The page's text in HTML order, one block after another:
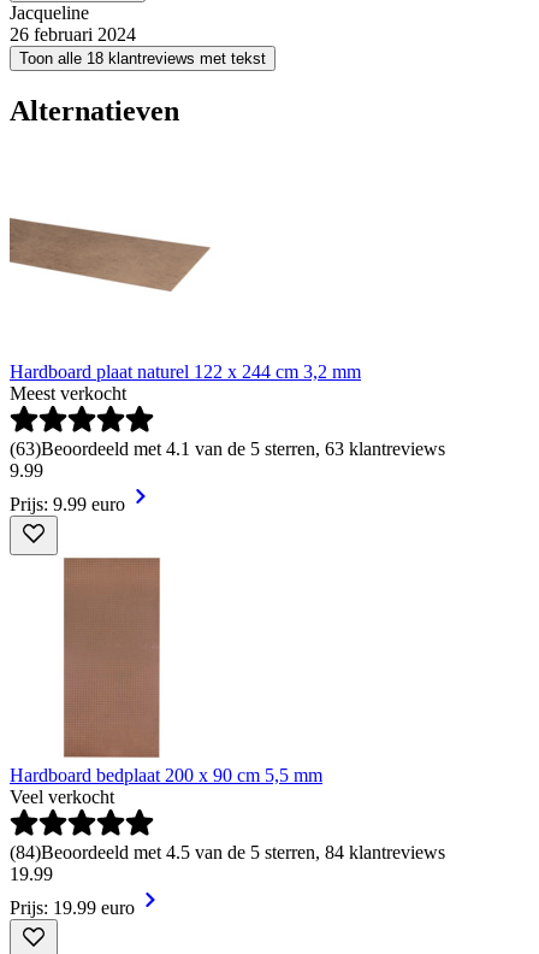
Jacqueline
26 februari 2024
Toon alle 18 klantreviews met tekst
Alternatieven
Hardboard plaat naturel 122 x 244 cm 3,2 mm
Meest verkocht
(63)Beoordeeld met 4.1 van de 5 sterren, 63 klantreviews
9.99
Prijs: 9.99 euro
Hardboard bedplaat 200 x 90 cm 5,5 mm
Veel verkocht
(84)Beoordeeld met 4.5 van de 5 sterren, 84 klantreviews
19.99
Prijs: 19.99 euro